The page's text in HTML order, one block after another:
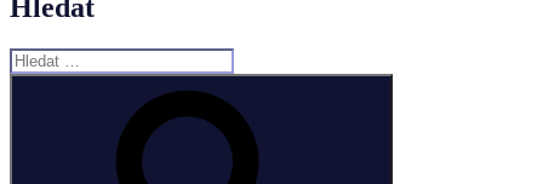
Hledat
Hledat: